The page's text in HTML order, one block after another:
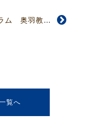
【4601・02号】教区コラム 奥羽教区